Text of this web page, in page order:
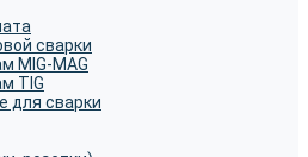
сварки
MIG-MAG
TIG
для сварки